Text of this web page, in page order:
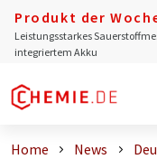
Produkt der
Leistungsstarkes
integriertem Akku
Home News